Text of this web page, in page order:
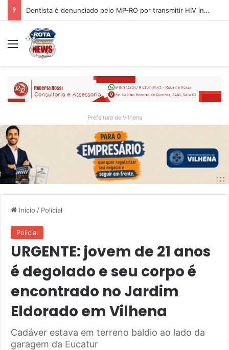
Dentista é denunciado pelo MP-RO por transmitir HIV intencionalmente para 4 mulheres
Menu
Prefeitura de Vilhena
Inicio / Policial
Policial
URGENTE: jovem de 21 anos
é degolado e seu corpo é
encontrado no Jardim
Eldorado em Vilhena
Cadáver estava em terreno baldio ao lado da
garagem da Eucatur